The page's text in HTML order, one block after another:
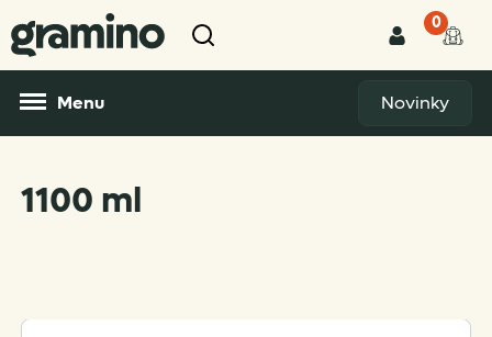
0
Menu Novinky
1100 ml